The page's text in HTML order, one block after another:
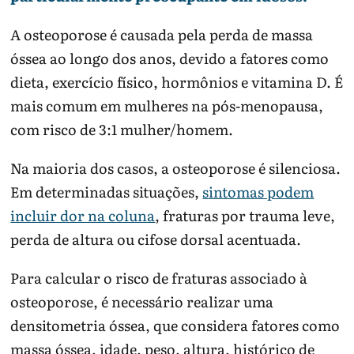
A osteoporose é causada pela perda de massa
óssea ao longo dos anos, devido a fatores como
dieta, exercício físico, hormônios e vitamina D. É
mais comum em mulheres na pós-menopausa,
com risco de 3:1 mulher/homem.
Na maioria dos casos, a osteoporose é silenciosa.
Em determinadas situações, sintomas podem
incluir dor na coluna, fraturas por trauma leve,
perda de altura ou cifose dorsal acentuada.
Para calcular o risco de fraturas associado à
osteoporose, é necessário realizar uma
densitometria óssea, que considera fatores como
massa óssea, idade, peso, altura, histórico de